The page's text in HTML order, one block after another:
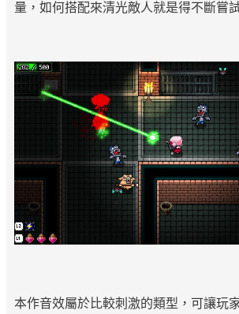
量，如何搭配來清光敵人就是得不斷嘗
本作音效屬於比較刺激的類型，可讓玩